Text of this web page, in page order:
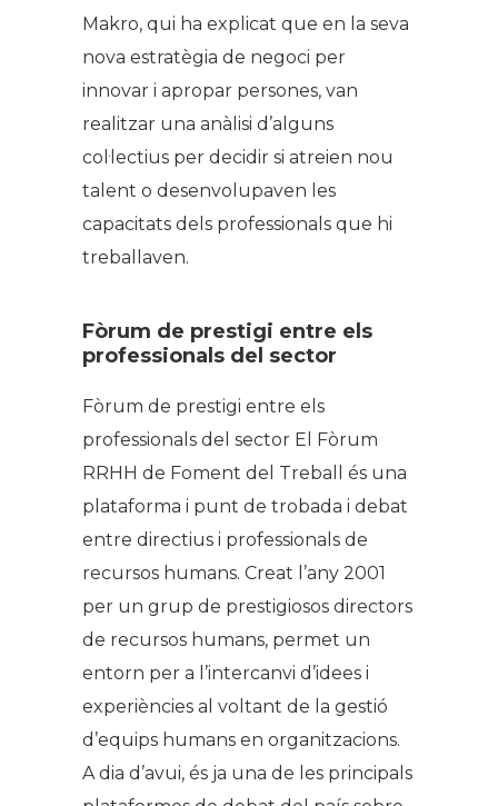
Makro, qui ha explicat que en la seva
nova estratègia de negoci per
innovar i apropar persones, van
realitzar una anàlisi d’alguns
col·lectius per decidir si atreien nou
talent o desenvolupaven les
capacitats dels professionals que hi
treballaven.
Fòrum de prestigi entre els
professionals del sector
Fòrum de prestigi entre els
professionals del sector El Fòrum
RRHH de Foment del Treball és una
plataforma i punt de trobada i debat
entre directius i professionals de
recursos humans. Creat l’any 2001
per un grup de prestigiosos directors
de recursos humans, permet un
entorn per a l’intercanvi d’idees i
experiències al voltant de la gestió
d’equips humans en organitzacions.
A dia d’avui, és ja una de les principals